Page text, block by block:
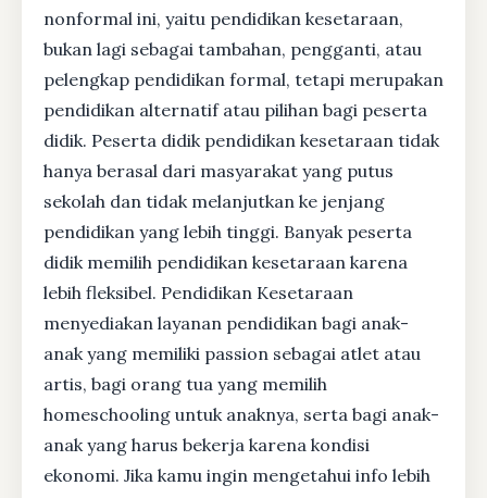
nonformal ini, yaitu pendidikan kesetaraan,
bukan lagi sebagai tambahan, pengganti, atau
pelengkap pendidikan formal, tetapi merupakan
pendidikan alternatif atau pilihan bagi peserta
didik. Peserta didik pendidikan kesetaraan tidak
hanya berasal dari masyarakat yang putus
sekolah dan tidak melanjutkan ke jenjang
pendidikan yang lebih tinggi. Banyak peserta
didik memilih pendidikan kesetaraan karena
lebih fleksibel. Pendidikan Kesetaraan
menyediakan layanan pendidikan bagi anak-
anak yang memiliki passion sebagai atlet atau
artis, bagi orang tua yang memilih
homeschooling untuk anaknya, serta bagi anak-
anak yang harus bekerja karena kondisi
ekonomi. Jika kamu ingin mengetahui info lebih